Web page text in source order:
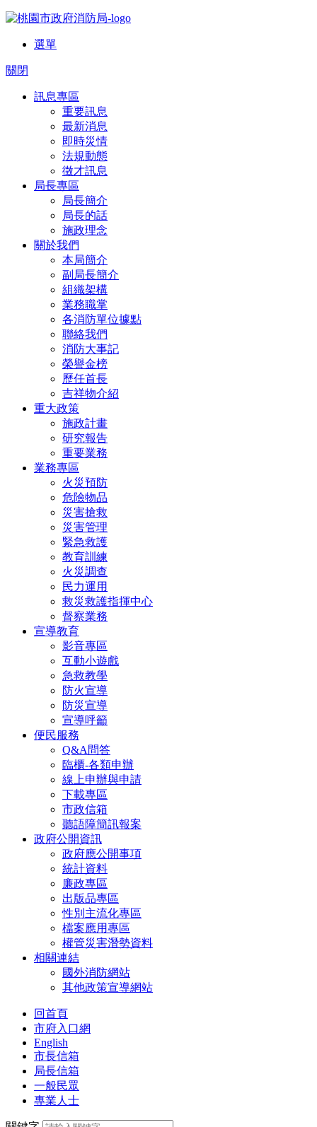
選單
關閉
訊息專區
重要訊息
最新消息
即時災情
法規動態
徵才訊息
局長專區
局長簡介
局長的話
施政理念
關於我們
本局簡介
副局長簡介
組織架構
業務職掌
各消防單位據點
聯絡我們
消防大事記
榮譽金榜
歷任首長
吉祥物介紹
重大政策
施政計畫
研究報告
重要業務
業務專區
火災預防
危險物品
災害搶救
災害管理
緊急救護
教育訓練
火災調查
民力運用
救災救護指揮中心
督察業務
宣導教育
影音專區
互動小遊戲
急救教學
防火宣導
防災宣導
宣導呼籲
便民服務
Q&A問答
臨櫃-各類申辦
線上申辦與申請
下載專區
市政信箱
聽語障簡訊報案
政府公開資訊
政府應公開事項
統計資料
廉政專區
出版品專區
性別主流化專區
檔案應用專區
權管災害潛勢資料
相關連結
國外消防網站
其他政策宣導網站
回首頁
市府入口網
English
市長信箱
局長信箱
一般民眾
專業人士